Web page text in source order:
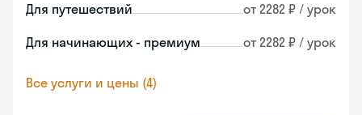
Для путешествий от 2282 ₽ / урок
Для начинающих - премиум от 2282 ₽ / урок
Все услуги и цены (4)